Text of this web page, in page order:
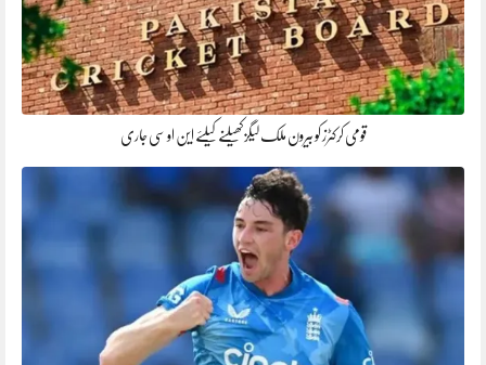
قومی کرکٹرز کو بیرون ملک لیگز کھیلنے کیلئے این او سی جاری